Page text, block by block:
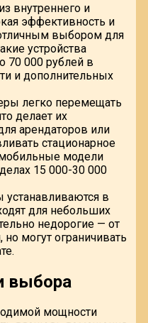
внутреннего и
эффективность и
выбором для
устройства
70 000 рублей в
и дополнительных
легко перемещать
делает их
арендаторов или
стационарное
модели
15 000-30 000
в
для небольших
недорогие — от
могут ограничивать
выбора
мощности